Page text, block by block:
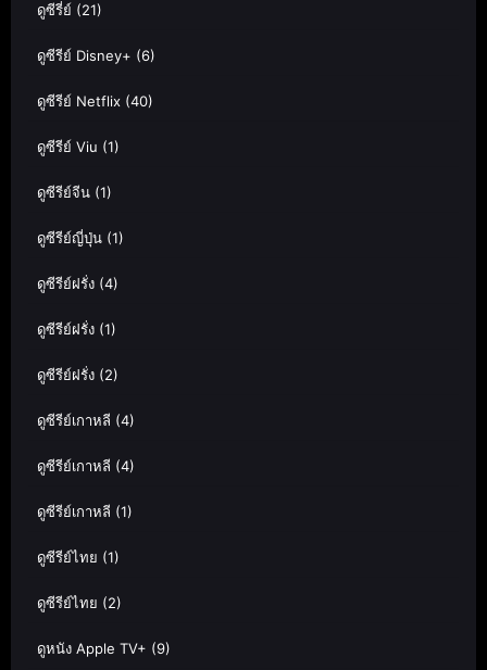
ดูซีรี่ย์ (21)
ดูซีรีย์ Disney+ (6)
ดูซีรีย์ Netflix (40)
ดูซีรีย์ Viu (1)
ดูซีรีย์จีน (1)
ดูซีรีย์ญี่ปุ่น (1)
ดูซีรีย์ฝรั่ง (4)
ดูซีรีย์ฝรั่ง (1)
ดูซีรีย์ฝรั่ง (2)
ดูซีรีย์เกาหลี (4)
ดูซีรีย์เกาหลี (4)
ดูซีรีย์เกาหลี (1)
ดูซีรีย์ไทย (1)
ดูซีรีย์ไทย (2)
ดูหนัง Apple TV+ (9)